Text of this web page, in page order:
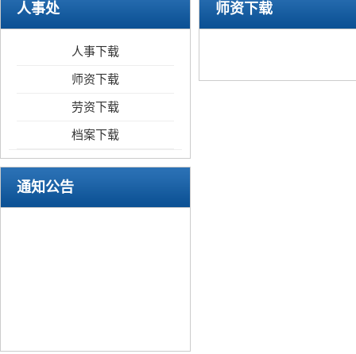
人事处
人事下载
师资下载
劳资下载
档案下载
通知公告
师资下载